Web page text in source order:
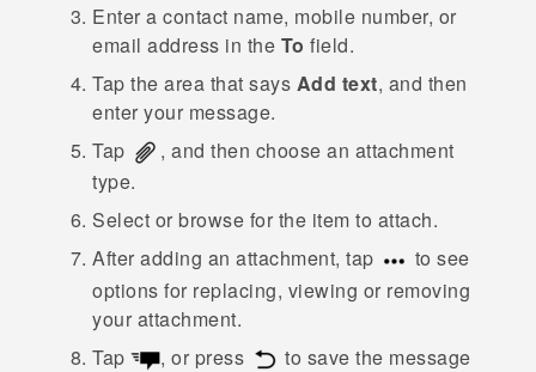
Enter a contact name, mobile number, or
email address in the To field.
Tap the area that says Add text, and then
enter your message.
Tap
, and then choose an attachment
type.
Select or browse for the item to attach.
After adding an attachment, tap
to see
options for replacing, viewing or removing
your attachment.
Tap
, or press
to save the message